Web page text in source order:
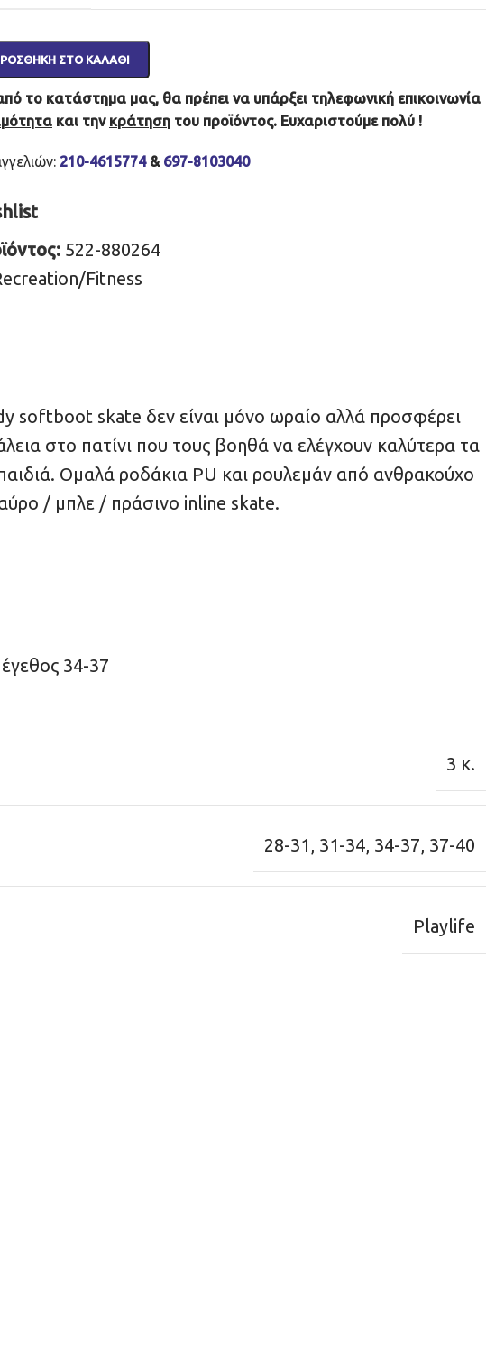
ΣΤΟ ΚΑΛΆΘΙ
το κατάστημα μας, θα πρέπει να υπάρξει τηλεφωνική επικοινωνία
και την κράτηση του προϊόντος. Ευχαριστούμε πολύ !
210-4615774& 697-8103040
522-880264
Fitness
softboot skate δεν είναι μόνο ωραίο αλλά προσφέρει
στο πατίνι που τους βοηθά να ελέγχουν καλύτερα τα
Ομαλά ροδάκια PU και ρουλεμάν από ανθρακούχο
/ μπλε / πράσινο inline skate.
34-37
3 κ.
28-31 , 31-34, 34-37, 37-40
Playlife